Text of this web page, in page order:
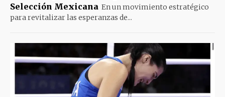
Selección Mexicana En un movimiento estratégico
para revitalizar las esperanzas de...